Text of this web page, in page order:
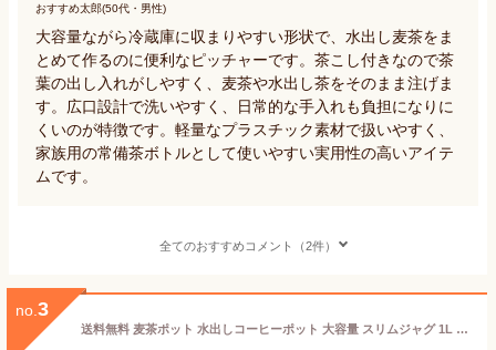
おすすめ太郎(50代・男性)
大容量ながら冷蔵庫に収まりやすい形状で、水出し麦茶をま
とめて作るのに便利なピッチャーです。茶こし付きなので茶
葉の出し入れがしやすく、麦茶や水出し茶をそのまま注げま
す。広口設計で洗いやすく、日常的な手入れも負担になりに
くいのが特徴です。軽量なプラスチック素材で扱いやすく、
家族用の常備茶ボトルとして使いやすい実用性の高いアイテ
ムです。
全てのおすすめコメント（2件）
no. 3
送料無料 麦茶ポット 水出しコーヒーポット 大容量 スリムジャグ 1L 水出し専用 コーヒージャグ アイスコーヒーポット 洗いやすい 横置き 耐冷 ピッチャー 耐熱 横置き 珈琲 冷蔵庫 冷水筒 縦横 おしゃれ お茶ポット お茶 ポット 麦茶 容器 1リットル 3色